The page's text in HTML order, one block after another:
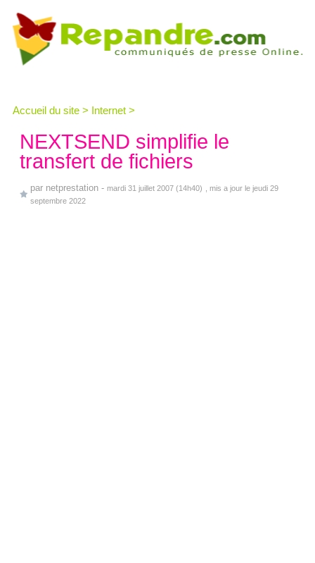
Accueil du site > Internet >
NEXTSEND simplifie le
transfert de fichiers
par netprestation - mardi 31 juillet 2007 (14h40)
, mis a jour le jeudi 29
septembre 2022